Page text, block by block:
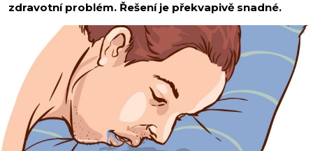
zdravotní problém. Řešení je překvapivě snadné.